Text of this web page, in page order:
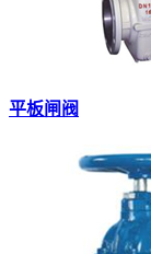
平板闸阀